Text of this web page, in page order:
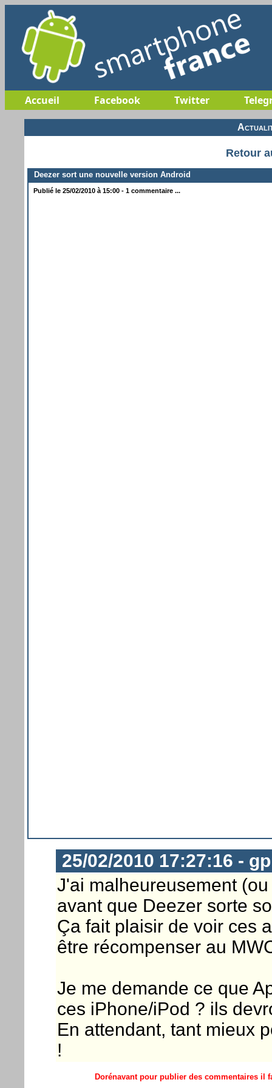
Accueil Facebook Twitter
Retour
Deezer sort une nouvelle version Android
Publié le 25/02/2010 à 15:00 - 1 commentaire ...
25/02/2010 17:27:16 -
J'ai malheureusement
avant que Deezer sorte
Ça fait plaisir de voir ces
être récompenser au
Je me demande ce que
ces iPhone/iPod ? ils
En attendant, tant mieux
!
Dorénavant pour publier des commentaires il